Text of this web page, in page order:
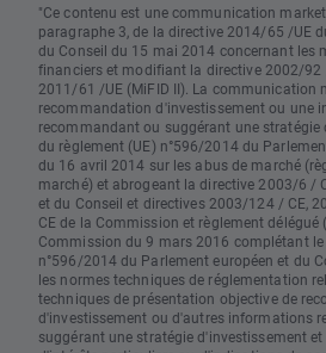
"Ce contenu est une communication
paragraphe 3, de la directive 2014/65 /UE
du Conseil du 15 mai 2014 concernant les
financiers et modifiant la directive 2002/92
2011/61 /UE (MiFID II). La communication
recommandation d'investissement ou une
recommandant ou suggérant une stratégie
du règlement (UE) n°596/2014 du
du 16 avril 2014 sur les abus de marché
marché) et abrogeant la directive 2003/6 /
et du Conseil et directives 2003/124 / CE,
CE de la Commission et règlement délégué
Commission du 9 mars 2016 complétant le
n°596/2014 du Parlement européen et du
les normes techniques de réglementation
techniques de présentation objective de
d'investissement ou d'autres informations
suggérant une stratégie d'investissement